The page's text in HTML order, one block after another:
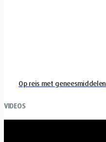
Op reis met geneesmiddelen
VIDEOS